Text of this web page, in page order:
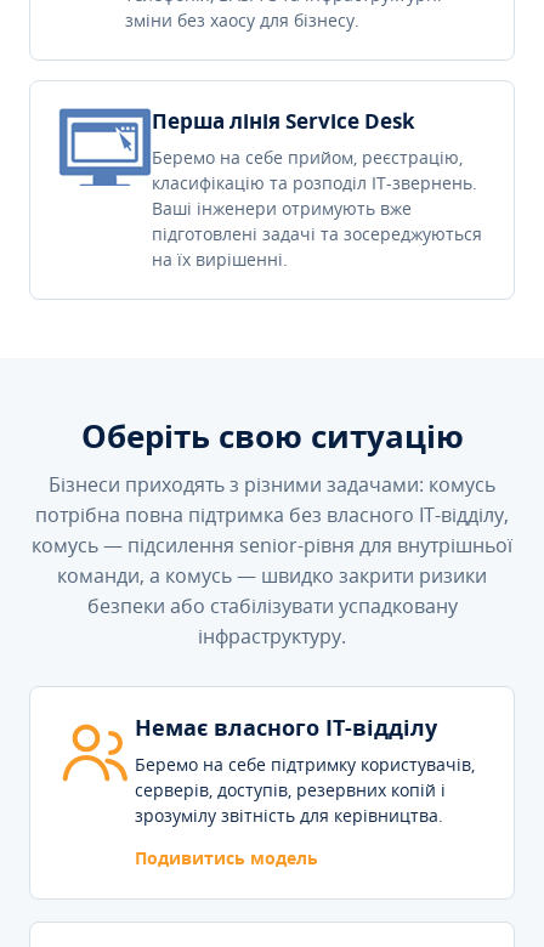
зміни без хаосу для бізнесу.
Перша лінія Service Desk
Беремо на себе прийом, реєстрацію,
класифікацію та розподіл IT-звернень.
Ваші інженери отримують вже
підготовлені задачі та зосереджуються
на їх вирішенні.
Оберіть свою ситуацію
Бізнеси приходять з різними задачами: комусь
потрібна повна підтримка без власного IT-відділу,
комусь — підсилення senior-рівня для внутрішньої
команди, а комусь — швидко закрити ризики
безпеки або стабілізувати успадковану
інфраструктуру.
Немає власного IT-відділу
Беремо на себе підтримку користувачів,
серверів, доступів, резервних копій і
зрозумілу звітність для керівництва.
Подивитись модель